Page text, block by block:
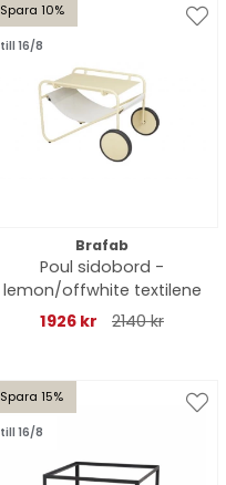
Spara 10%
till 16/8
Brafab
Poul sidobord -
lemon/offwhite textilene
1926 kr
2140 kr
Spara 15%
till 16/8